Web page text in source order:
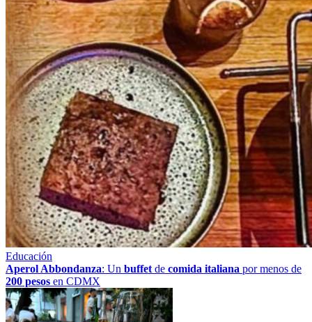
Educación
Aperol Abbondanza: Un buffet de comida italiana por menos de
200 pesos en CDMX